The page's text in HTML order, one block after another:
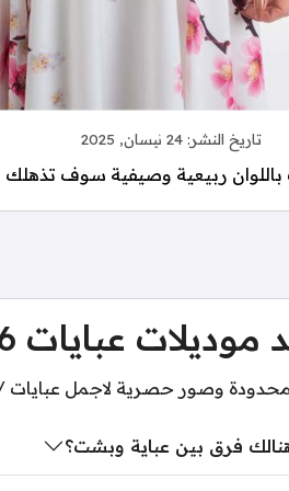
تاريخ النشر:24 نيسان, 2025
باللوان ربيعية وصيفية سوف تذهلك
عبايات 2026 في قطر
وصور حصرية لاجمل عبايات / عبي 2026 في قطر لكي تحصلي على
فرق بين عباية وبشت؟